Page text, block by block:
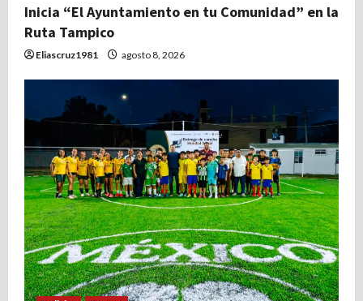
Inicia “El Ayuntamiento en tu Comunidad” en la
Ruta Tampico
Eliascruz1981 agosto 8, 2026